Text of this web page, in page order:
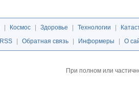
Космос Здоровье Технологии
RSS
Обратная связь Информеры О
При полном или